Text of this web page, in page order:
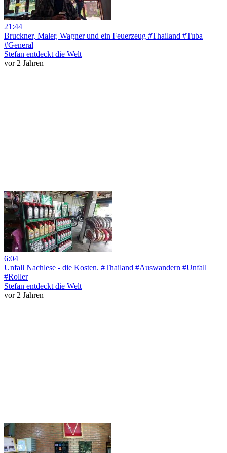
21:44
Bruckner, Maler, Wagner und ein Feuerzeug #Thailand #Tuba
#General
Stefan entdeckt die Welt
vor 2 Jahren
6:04
Unfall Nachlese - die Kosten. #Thailand #Auswandern #Unfall
#Roller
Stefan entdeckt die Welt
vor 2 Jahren